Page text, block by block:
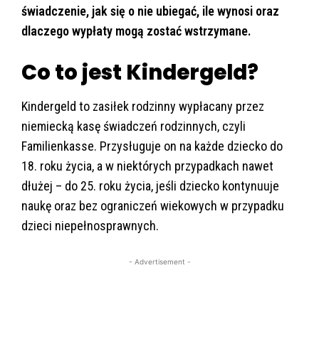
świadczenie, jak się o nie ubiegać, ile wynosi oraz
dlaczego wypłaty mogą zostać wstrzymane.
Co to jest Kindergeld?
Kindergeld to zasiłek rodzinny wypłacany przez
niemiecką kasę świadczeń rodzinnych, czyli
Familienkasse. Przysługuje on na każde dziecko do
18. roku życia, a w niektórych przypadkach nawet
dłużej – do 25. roku życia, jeśli dziecko kontynuuje
naukę oraz bez ograniczeń wiekowych w przypadku
dzieci niepełnosprawnych.
- Advertisement -